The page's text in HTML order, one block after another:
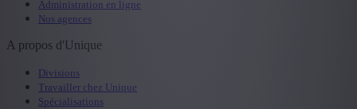
Administration en ligne
Nos agences
A propos d'Unique
Divisions
Travailler chez Unique
Spécialisations